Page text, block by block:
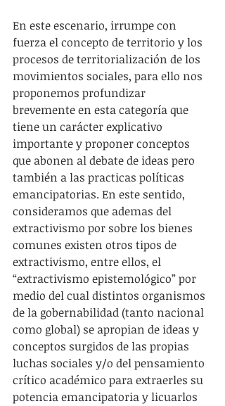
En este escenario, irrumpe con
fuerza el concepto de territorio y los
procesos de territorialización de los
movimientos sociales, para ello nos
proponemos profundizar
brevemente en esta categoría que
tiene un carácter explicativo
importante y proponer conceptos
que abonen al debate de ideas pero
también a las practicas políticas
emancipatorias. En este sentido,
consideramos que ademas del
extractivismo por sobre los bienes
comunes existen otros tipos de
extractivismo, entre ellos, el
“extractivismo epistemológico” por
medio del cual distintos organismos
de la gobernabilidad (tanto nacional
como global) se apropian de ideas y
conceptos surgidos de las propias
luchas sociales y/o del pensamiento
crítico académico para extraerles su
potencia emancipatoria y licuarlos